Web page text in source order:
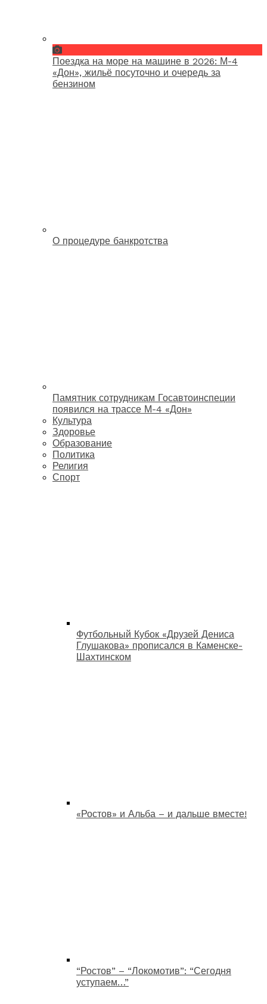
Поездка на море на машине в 2026: М-4
«Дон», жильё посуточно и очередь за
бензином
О процедуре банкротства
Памятник сотрудникам Госавтоинспеции
появился на трассе М-4 «Дон»
Культура
Здоровье
Образование
Политика
Религия
Спорт
Футбольный Кубок «Друзей Дениса
Глушакова» прописался в Каменске-
Шахтинском
«Ростов» и Альба – и дальше вместе!
“Ростов” – “Локомотив”: “Сегодня
уступаем…”